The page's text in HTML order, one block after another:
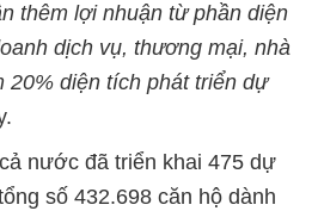
thêm lợi nhuận từ phần diện
dịch vụ, thương mại, nhà
20% diện tích phát triển dự
nước đã triển khai 475 dự
số 432.698 căn hộ dành